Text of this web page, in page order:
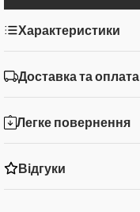
Характеристики
Доставка та оплата
Легке повернення
Відгуки